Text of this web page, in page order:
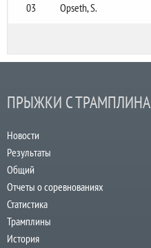
03 Opseth, S.
ПРЫЖКИ С ТРАМПЛИНА
Новости
Результаты
Общий
Отчеты о соревнованиях
Статистика
Трамплины
История